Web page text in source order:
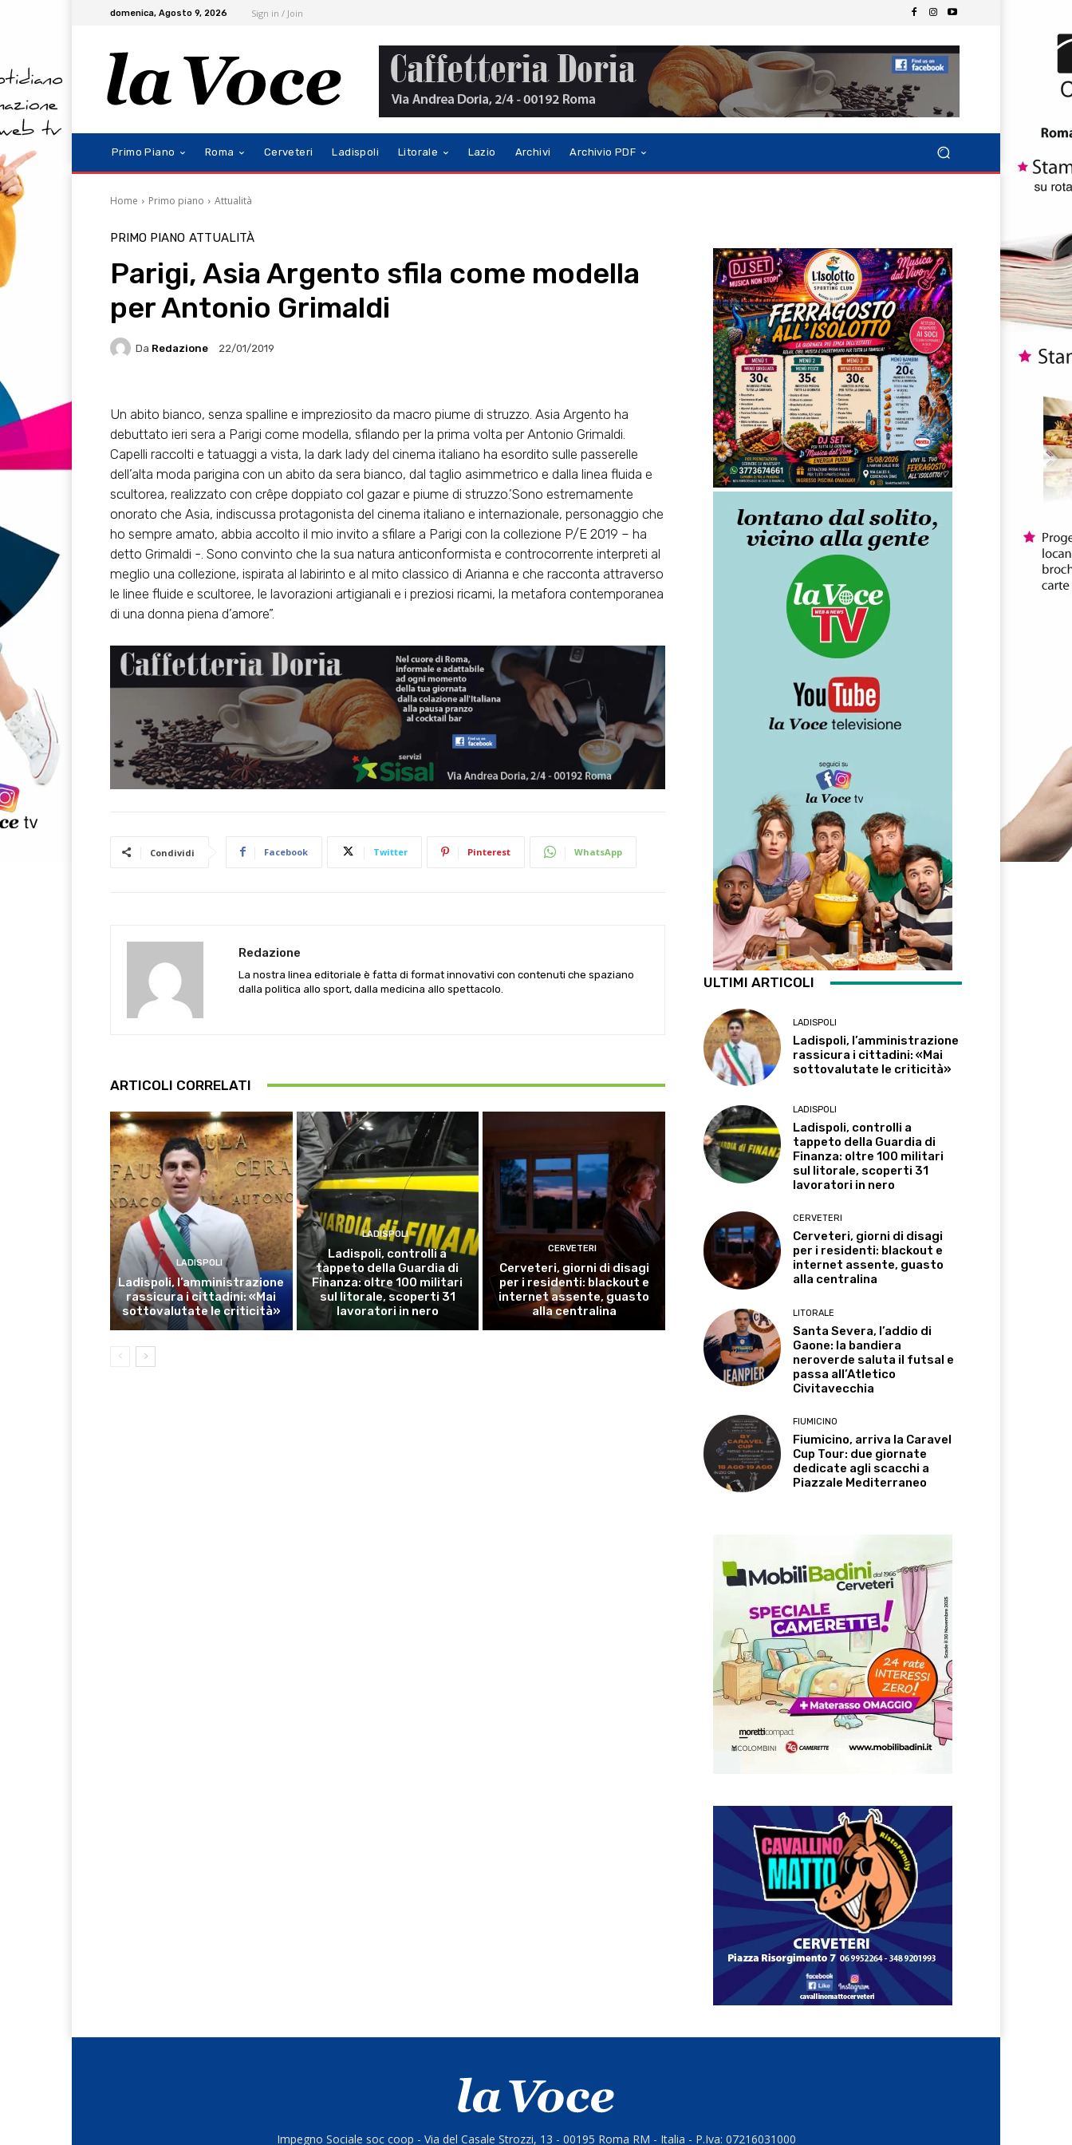
domenica, Agosto 9, 2026 Sign in / Join
Primo Piano Roma Cerveteri Ladispoli Litorale Lazio Archivi Archivio PDF
Home Primo piano Attualità
PRIMO PIANO ATTUALITÀ
Parigi, Asia Argento sfila come modella
per Antonio Grimaldi
Da Redazione 22/01/2019
Un abito bianco, senza spalline e impreziosito da macro piume di struzzo. Asia Argento ha
debuttato ieri sera a Parigi come modella, sfilando per la prima volta per Antonio Grimaldi.
Capelli raccolti e tatuaggi a vista, la dark lady del cinema italiano ha esordito sulle passerelle
dell’alta moda parigina con un abito da sera bianco, dal taglio asimmetrico e dalla linea fluida e
scultorea, realizzato con crêpe doppiato col gazar e piume di struzzo.’Sono estremamente
onorato che Asia, indiscussa protagonista del cinema italiano e internazionale, personaggio che
ho sempre amato, abbia accolto il mio invito a sfilare a Parigi con la collezione P/E 2019 – ha
detto Grimaldi -. Sono convinto che la sua natura anticonformista e controcorrente interpreti al
meglio una collezione, ispirata al labirinto e al mito classico di Arianna e che racconta attraverso
le linee fluide e scultoree, le lavorazioni artigianali e i preziosi ricami, la metafora contemporanea
di una donna piena d’amore”.
Condividi Facebook Twitter Pinterest WhatsApp
Redazione
La nostra linea editoriale è fatta di format innovativi con contenuti che spaziano
dalla politica allo sport, dalla medicina allo spettacolo.
ARTICOLI CORRELATI
LADISPOLI
Ladispoli, l’amministrazione
rassicura i cittadini: «Mai
sottovalutate le criticità»
LADISPOLI
Ladispoli, controlli a
tappeto della Guardia di
Finanza: oltre 100 militari
sul litorale, scoperti 31
lavoratori in nero
CERVETERI
Cerveteri, giorni di disagi
per i residenti: blackout e
internet assente, guasto
alla centralina
ULTIMI ARTICOLI
LADISPOLI
Ladispoli, l’amministrazione
rassicura i cittadini: «Mai
sottovalutate le criticità»
LADISPOLI
Ladispoli, controlli a
tappeto della Guardia di
Finanza: oltre 100 militari
sul litorale, scoperti 31
lavoratori in nero
CERVETERI
Cerveteri, giorni di disagi
per i residenti: blackout e
internet assente, guasto
alla centralina
LITORALE
Santa Severa, l’addio di
Gaone: la bandiera
neroverde saluta il futsal e
passa all’Atletico
Civitavecchia
FIUMICINO
Fiumicino, arriva la Caravel
Cup Tour: due giornate
dedicate agli scacchi a
Piazzale Mediterraneo
Impegno Sociale soc coop - Via del Casale Strozzi, 13 - 00195 Roma RM - Italia - P.Iva: 07216031000